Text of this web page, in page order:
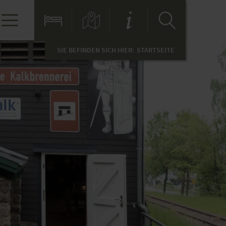
SIE BEFINDEN SICH HIER: STARTSEITE